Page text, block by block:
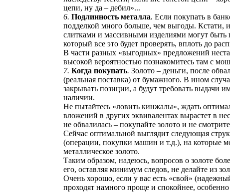
цепи, ну да – дебил»...
6.Подлинность металла. Если покупать в
подделкой много больше, чем выгоды. Кстати,
слитками и массивными изделиями могут
который все это будет проверять, вплоть до
В части разных «выгодных» предложений
высокой вероятностью познакомитесь там с
7.Когда покупать. Золото – деньги, после
(реальная поставка) от бумажного. В ином
закрывать позиции, а будут требовать выдачи
наличии.
Не пытайтесь «ловить кинжалы», ждать
вложений в других эквивалентах вырастет в
не обвалилась – покупайте золото и не
Сейчас оптимальной выглядит следующая
(операции, покупки машин и т.д.), на которые
металлическое золото.
Таким образом, надеюсь, вопросов о золоте
его, оставляя минимум следов, не делайте из
Очень хорошо, если у вас есть «свой»
проходят намного проще и спокойнее,